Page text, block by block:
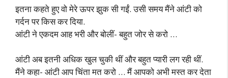
इतना कहते हुए वो मेरे ऊपर झुक सी गईं. उसी समय मैंने आंटी को
गर्दन पर किस कर दिया.
आंटी ने एकदम आह भरी और बोलीं- बहुत जोर से करो …
आंटी अब इतनी अधिक खुल चुकी थीं और बहुत प्यारी लग रही थीं.
मैंने कहा- आंटी आप चिंता मत करो … मैं आपको अभी मस्त कर देता